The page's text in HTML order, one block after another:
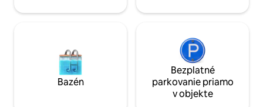
Bazén
Bezplatné
parkovanie priamo
v objekte